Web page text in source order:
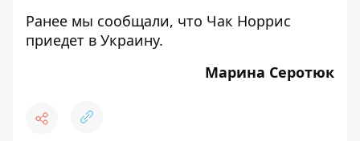
Ранее мы сообщали, что Чак Норрис
приедет в Украину.
Марина Серотюк